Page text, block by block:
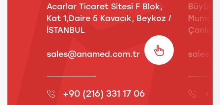
Acarlar Ticaret Sitesi F Blok,
Kat 1,Daire 5 Kavacık, Beykoz /
İSTANBUL
sales@anamed.com.tr
+90 (216) 331 17 06
Büyük
Mumcu